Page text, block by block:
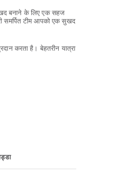
बनाने के लिए एक सहज
समर्पित टीम आपको एक सुखद
करता है। बेहतरीन यात्रा